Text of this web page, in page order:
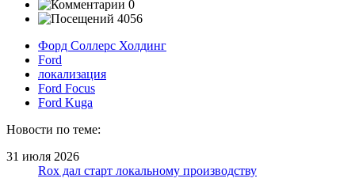
0
4056
Форд Соллерс Холдинг
Ford
локализация
Ford Focus
Ford Kuga
Новости по теме:
31 июля 2026
Rox дал старт локальному производству